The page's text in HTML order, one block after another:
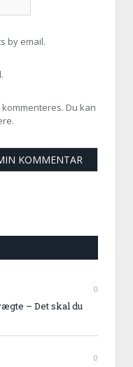
by email.
Du kan
0
– Det skal du
0